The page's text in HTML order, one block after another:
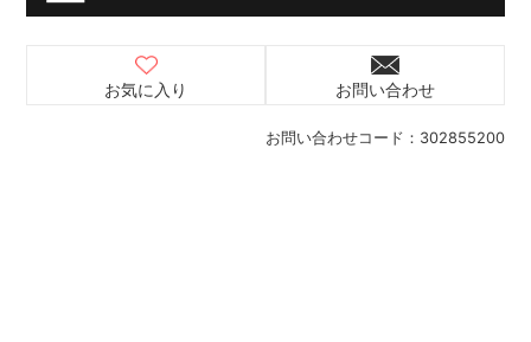
お問い合わせコード： 302855200
お気に入り お問い合わせ